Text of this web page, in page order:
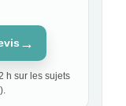
→
h sur les sujets